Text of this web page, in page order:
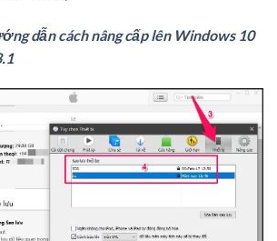
dẫn cách nâng cấp lên Windows 10